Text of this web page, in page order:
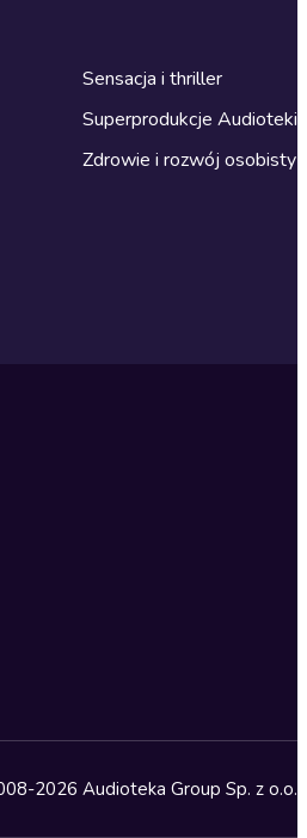
Sensacja i thriller
Superprodukcje Audioteki
Zdrowie i rozwój osobisty
2026 Audioteka Group Sp. z o.o.